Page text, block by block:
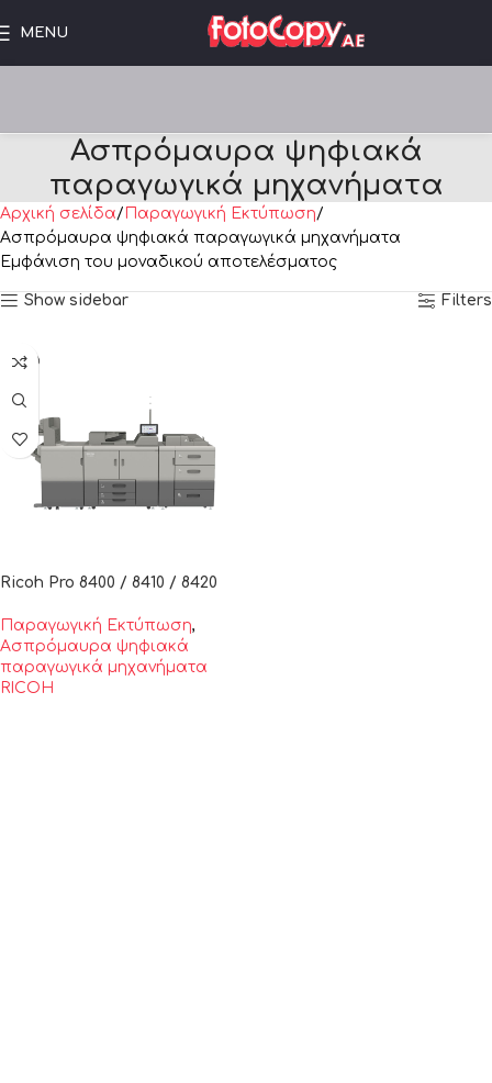
MENU
Ασπρόμαυρα ψηφιακά
παραγωγικά μηχανήματα
Αρχική σελίδα
Παραγωγική Εκτύπωση
Ασπρόμαυρα ψηφιακά παραγωγικά μηχανήματα
Εμφάνιση του μοναδικού αποτελέσματος
Show sidebar Filters
Ricoh Pro 8400 / 8410 / 8420
Παραγωγική Εκτύπωση,
Ασπρόμαυρα ψηφιακά
παραγωγικά μηχανήματα
RICOH